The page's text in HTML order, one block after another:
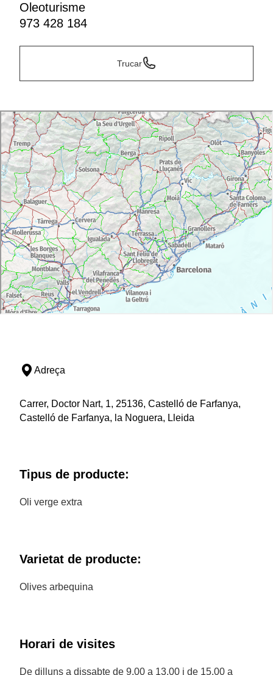
Oleoturisme
973 428 184
Trucar
Adreça
Carrer, Doctor Nart, 1, 25136, Castelló de Farfanya,
Castelló de Farfanya, la Noguera, Lleida
Tipus de producte:
Oli verge extra
Varietat de producte:
Olives arbequina
Horari de visites
De dilluns a dissabte de 9.00 a 13.00 i de 15.00 a